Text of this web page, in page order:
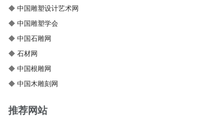
◆中国雕塑设计艺术网
◆中国雕塑学会
◆中国石雕网
◆石材网
◆中国根雕网
◆中国木雕刻网
推荐网站